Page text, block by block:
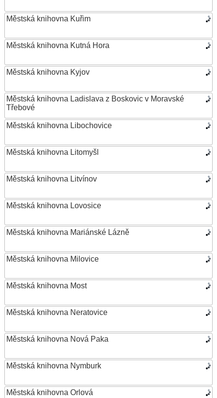
Městská knihovna Kuřim
Městská knihovna Kutná Hora
Městská knihovna Kyjov
Městská knihovna Ladislava z Boskovic v Moravské
Třebové
Městská knihovna Libochovice
Městská knihovna Litomyšl
Městská knihovna Litvínov
Městská knihovna Lovosice
Městská knihovna Mariánské Lázně
Městská knihovna Milovice
Městská knihovna Most
Městská knihovna Neratovice
Městská knihovna Nová Paka
Městská knihovna Nymburk
Městská knihovna Orlová